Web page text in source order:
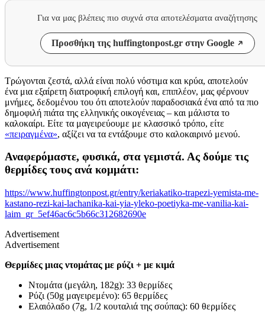
Για να μας βλέπεις πιο συχνά στα αποτελέσματα αναζήτησης
Προσθήκη της huffingtonpost.gr στην Google
Τρώγονται ζεστά, αλλά είναι πολύ νόστιμα και κρύα, αποτελούν
ένα μια εξαίρετη διατροφική επιλογή και, επιπλέον, μας φέρνουν
μνήμες, δεδομένου του ότι αποτελούν παραδοσιακά ένα από τα πιο
δημοφιλή πιάτα της ελληνικής οικογένειας – και μάλιστα το
καλοκαίρι. Είτε τα μαγειρεύουμε με κλασσικό τρόπο, είτε
«πειραγμένα», αξίζει να τα εντάξουμε στο καλοκαιρινό μενού.
Αναφερόμαστε, φυσικά, στα γεμιστά. Ας δούμε τις
θερμίδες τους ανά κομμάτι:
https://www.huffingtonpost.gr/entry/keriakatiko-trapezi-yemista-me-
kastano-rezi-kai-lachanika-kai-yia-yleko-poetiyka-me-vanilia-kai-
laim_gr_5ef46ac6c5b66c312682690e
Advertisement
Advertisement
Θερμίδες μιας ντομάτας με ρύζι + με κιμά
Ντομάτα (μεγάλη, 182g): 33 θερμίδες
Ρύζι (50g μαγειρεμένο): 65 θερμίδες
Ελαιόλαδο (7g, 1/2 κουταλιά της σούπας): 60 θερμίδες